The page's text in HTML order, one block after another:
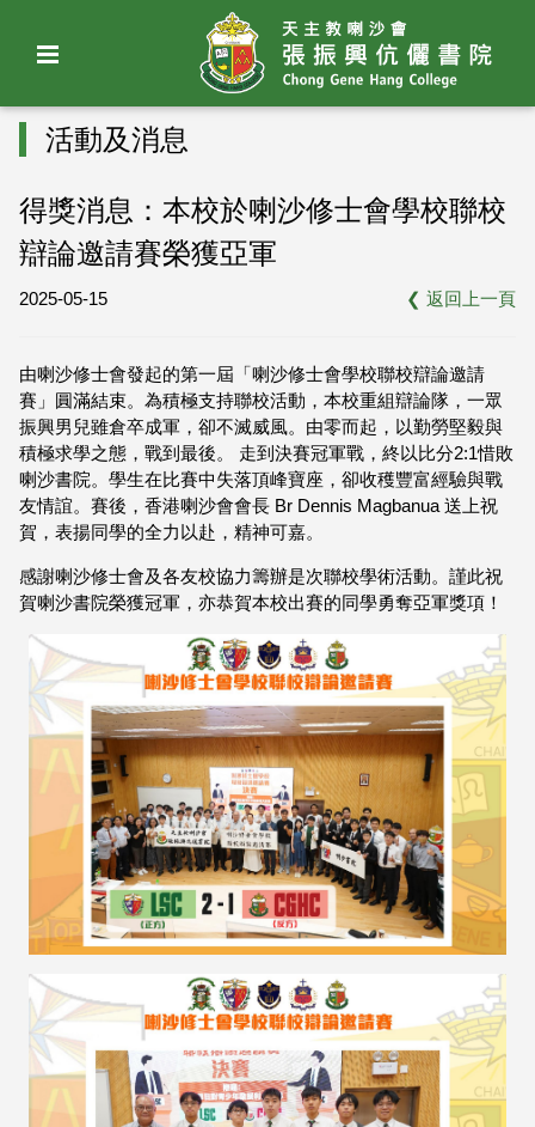
活動及消息
得獎消息：本校於喇沙修士會學校聯校
辯論邀請賽榮獲亞軍
2025-05-15 ❮ 返回上一頁
由喇沙修士會發起的第一屆「喇沙修士會學校聯校辯論邀請
賽」圓滿結束。為積極支持聯校活動，本校重組辯論隊，一眾
振興男兒雖倉卒成軍，卻不滅威風。由零而起，以勤勞堅毅與
積極求學之態，戰到最後。 走到決賽冠軍戰，終以比分2:1惜敗
喇沙書院。學生在比賽中失落頂峰寶座，卻收穫豐富經驗與戰
友情誼。賽後，香港喇沙會會長 Br Dennis Magbanua 送上祝
賀，表揚同學的全力以赴，精神可嘉。
感謝喇沙修士會及各友校協力籌辦是次聯校學術活動。謹此祝
賀喇沙書院榮獲冠軍，亦恭賀本校出賽的同學勇奪亞軍獎項！